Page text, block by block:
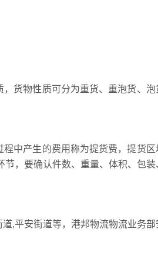
货物性质可分为重货、重泡货、泡
中产生的费用称为提货费，提货区
，要确认件数、重量、体积、包
,平安街道等，港邦物流物流业务部